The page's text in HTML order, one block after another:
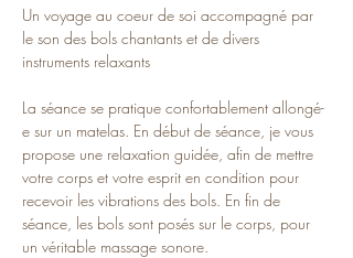
Un voyage au coeur de soi accompagné par
le son des bols chantants et de divers
instruments relaxants
La séance se pratique confortablement allongé-
e sur un matelas. En début de séance, je vous
propose une relaxation guidée, afin de mettre
votre corps et votre esprit en condition pour
recevoir les vibrations des bols. En fin de
séance, les bols sont posés sur le corps, pour
un véritable massage sonore.